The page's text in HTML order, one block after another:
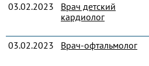
03.02.2023
Врач детский
кардиолог
03.02.2023
Врач-офтальмолог